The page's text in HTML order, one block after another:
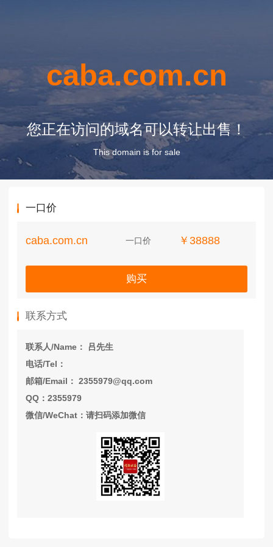
caba.com.cn
您正在访问的域名可以转让出售！
This domain is for sale
一口价
caba.com.cn 一口价 ￥38888
购买
联系方式
联系人/Name： 吕先生
电话/Tel：
邮箱/Email： 2355979@qq.com
QQ：2355979
微信/WeChat：请扫码添加微信